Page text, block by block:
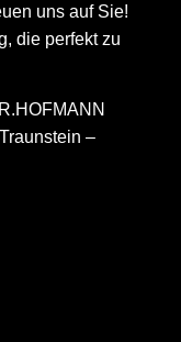
uns auf Sie!
die perfekt zu
–